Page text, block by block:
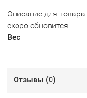
Описание для товара
скоро обновится
Вес
Отзывы (0)